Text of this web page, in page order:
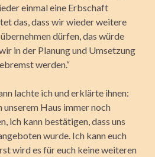
einmal eine Erbschaft
das, dass wir wieder weitere
dürfen, das würde
in der Planung und Umsetzung
werden.“
lachte ich und erklärte ihnen:
unserem Haus immer noch
ich kann bestätigen, dass uns
wurde. Ich kann euch
wird es für euch keine weiteren